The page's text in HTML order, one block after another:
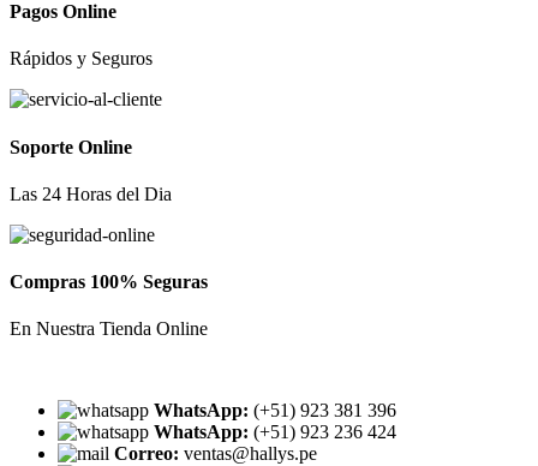
Pagos Online
Rápidos y Seguros
Soporte Online
Las 24 Horas del Dia
Compras 100% Seguras
En Nuestra Tienda Online
WhatsApp: (+51) 923 381 396
WhatsApp: (+51) 923 236 424
Correo: ventas@hallys.pe